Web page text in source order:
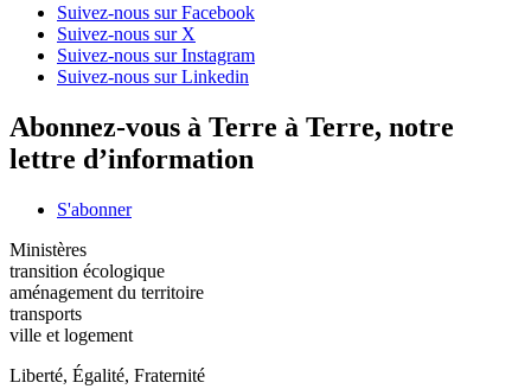
Suivez-nous sur Facebook
Suivez-nous sur X
Suivez-nous sur Instagram
Suivez-nous sur Linkedin
Abonnez-vous à Terre à Terre, notre
lettre d’information
S'abonner
Ministères
transition écologique
aménagement du territoire
transports
ville et logement
Liberté, Égalité, Fraternité